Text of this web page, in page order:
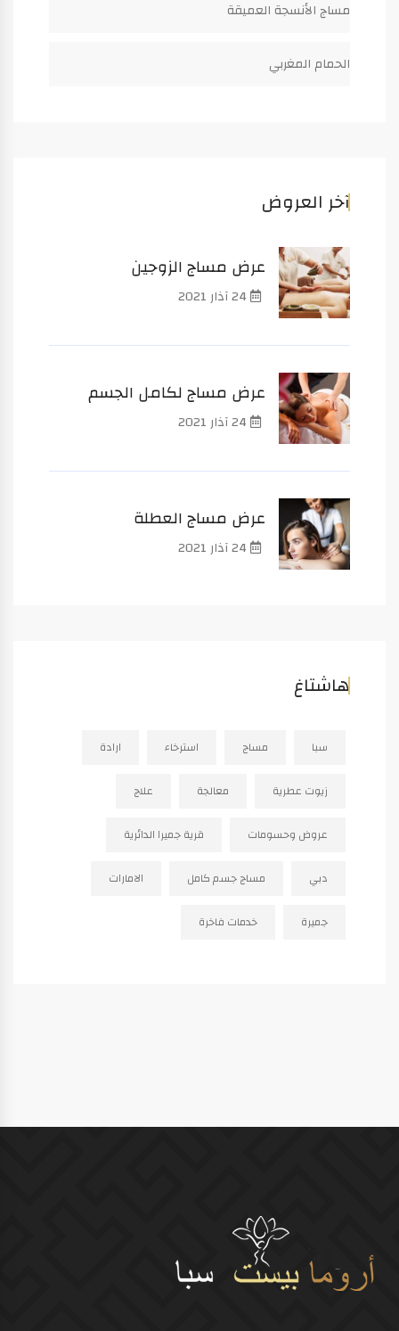
مساج الأنسجة العميقة
الحمام المغربي
آخر العروض
عرض مساج الزوجين
عرض مساج لكامل الجسم
عرض مساج العطلة
هاشتاغ
سبا مساج استرخاء ارادة
زيوت عطرية معالجة علاج
عروض وحسومات قرية جميرا الدائرية
دبي مساج جسم كامل الامارات
جميرة خدمات فاخرة